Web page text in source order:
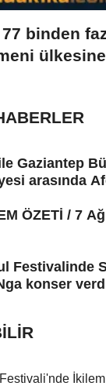
binden
Gaziantep
arasında
ÖZETİ / 7
Festivalinde
konser